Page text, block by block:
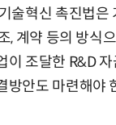
술혁신 촉진법은
, 계약 등의 방식
이 조달한 R&D
방안도 마련해야